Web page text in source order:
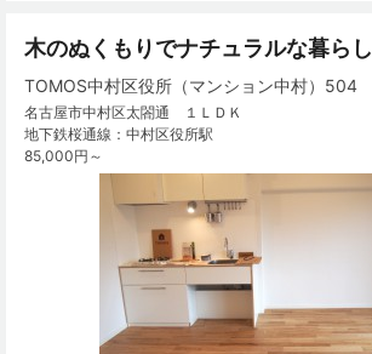
木のぬくもりでナチュラルな暮らし
TOMOS中村区役所（マンション中村）504
名古屋市中村区太閤通 １ＬＤＫ
地下鉄桜通線：中村区役所駅
85,000円～